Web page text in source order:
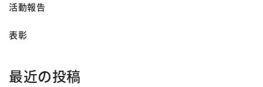
活動報告
表彰
最近の投稿